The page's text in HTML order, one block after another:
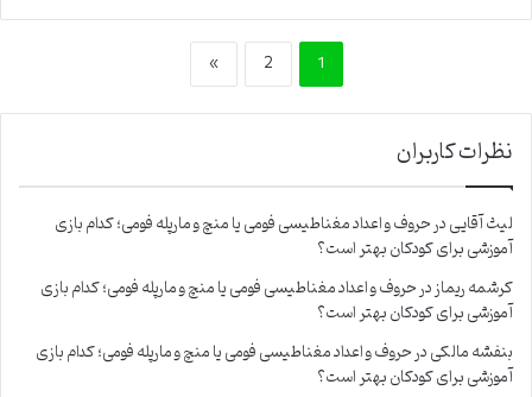
1
2
»
نظرات کاربران
لیث آقاییدرحروف و اعداد مغناطیسی فومی یا منچ و مارپله فومی؛ کدام بازی
آموزشی برای کودکان بهتر است؟
کرشمه ریمازدرحروف و اعداد مغناطیسی فومی یا منچ و مارپله فومی؛ کدام بازی
آموزشی برای کودکان بهتر است؟
بنفشه مالکیدرحروف و اعداد مغناطیسی فومی یا منچ و مارپله فومی؛ کدام بازی
آموزشی برای کودکان بهتر است؟